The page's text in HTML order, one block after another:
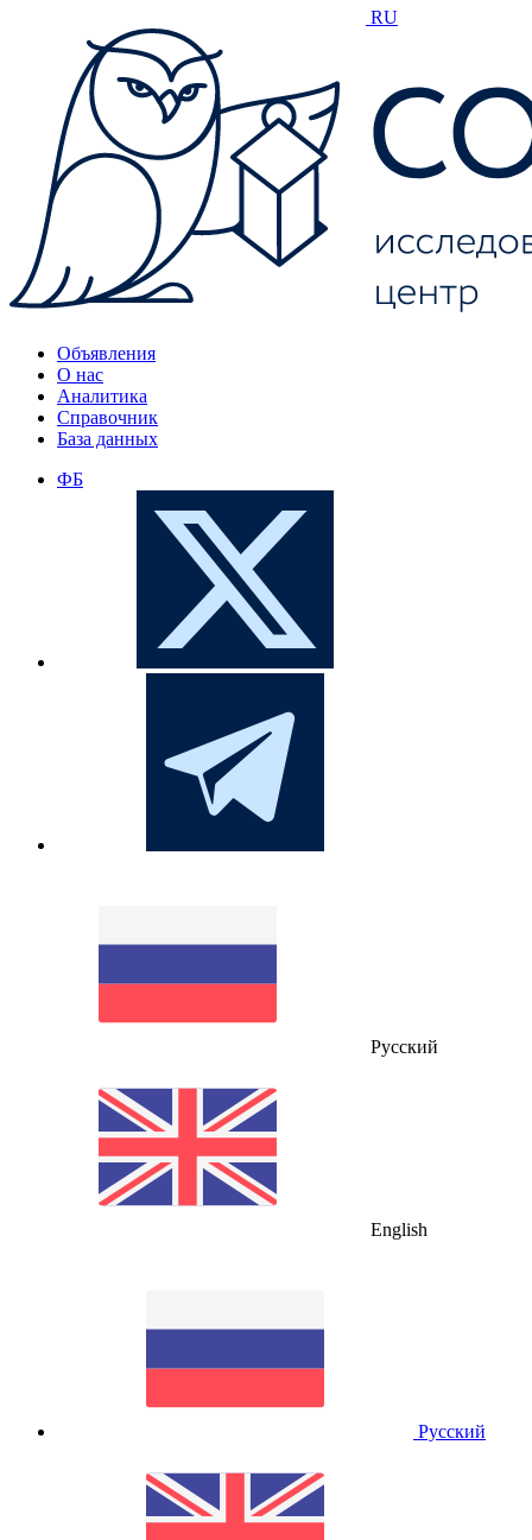
RU
Объявления
О нас
Аналитика
Справочник
База данных
ФБ
Русский
English
Русский